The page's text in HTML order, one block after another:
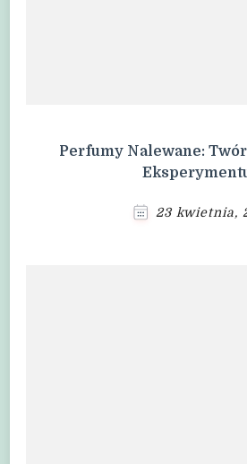
Perfumy Nalewane:
23 kwietnia,